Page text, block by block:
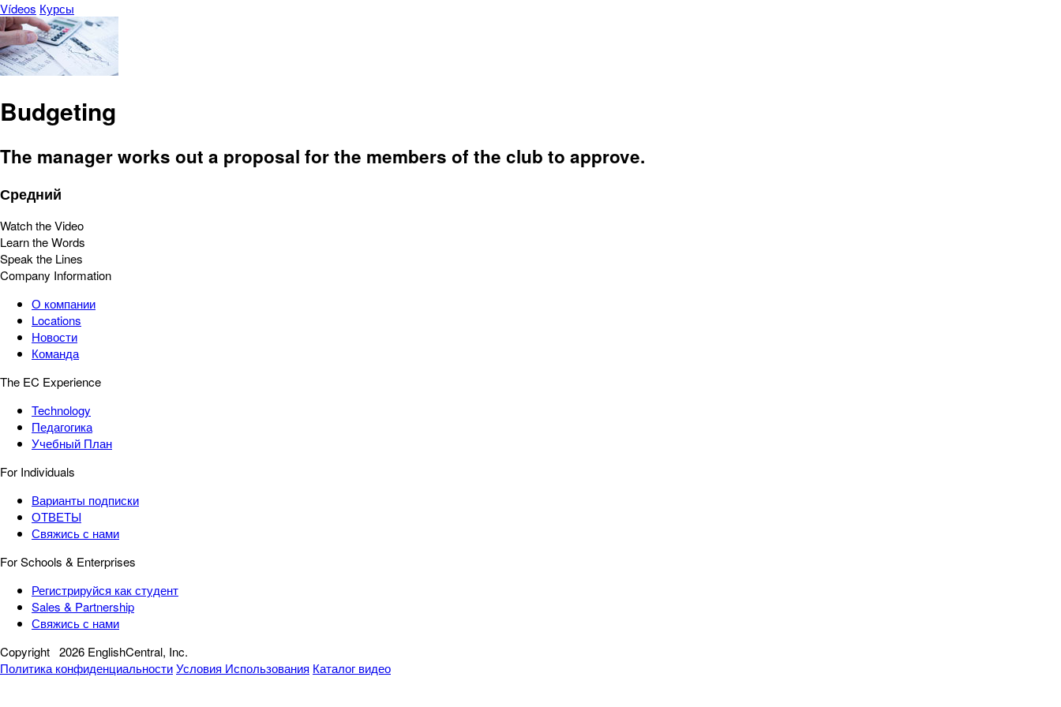
Vídeos Курсы
Budgeting
The manager works out a proposal for the members of the club to approve.
Средний
Watch the Video
Learn the Words
Speak the Lines
Company Information
О компании
Locations
Новости
Команда
The EC Experience
Technology
Педагогика
Учебный План
For Individuals
Варианты подписки
ОТВЕТЫ
Свяжись с нами
For Schools & Enterprises
Регистрируйся как студент
Sales & Partnership
Свяжись с нами
Copyright 2026 EnglishCentral, Inc.
Политика конфиденциальностиУсловия Использования Каталог видео